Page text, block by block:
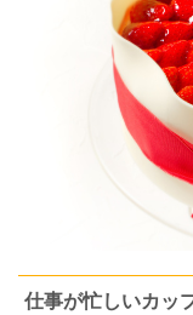
仕事が忙しいカッ